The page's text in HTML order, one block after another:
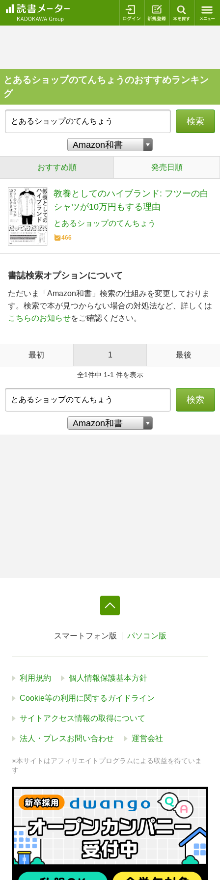
ログイン 新規登録
とあるショップのてんちょうのおすすめランキン
グ
検索
おすすめ順 発売日順
教養としてのハイブランド: フツーの白
シャツが10万円もする理由
とあるショップのてんちょう
466
書誌検索オプションについて
ただいま「Amazon和書」検索の仕組みを変更しておりま
す。検索で本が見つからない場合の対処法など、詳しくは
こちらのお知らせをご確認ください。
最初 1 最後
全1件中 1-1 件を表示
検索
スマートフォン版 パソコン版
利用規約 個人情報保護基本方針
Cookie等の利用に関するガイドライン
サイトアクセス情報の取得について
法人・プレスお問い合わせ 運営会社
※本サイトはアフィリエイトプログラムによる収益を得ていま
す